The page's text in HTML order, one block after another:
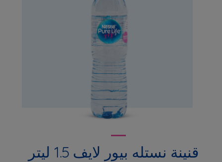
قنينة نستله بيور لايف 1.5 ليتر